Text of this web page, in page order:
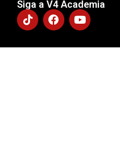
Siga a V4 Academia